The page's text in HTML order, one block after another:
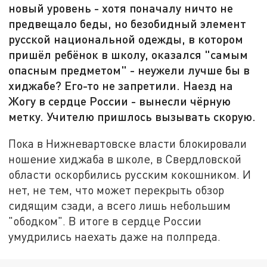
новый уровень - хотя поначалу ничто не
предвещало беды, но безобидный элемент
русской национальной одежды, в котором
пришёл ребёнок в школу, оказался "самым
опасным предметом" - неужели лучше бы в
хиджабе? Его-то не запретили. Наезд на
Жогу в сердце России - вынесли чёрную
метку. Учителю пришлось вызывать скорую.
Пока в Нижневартовске власти блокировали
ношение хиджаба в школе, в Свердловской
области оскорбились русским кокошником. И
нет, не тем, что может перекрыть обзор
сидящим сзади, а всего лишь небольшим
"ободком". В итоге в сердце России
умудрились наехать даже на полпреда.